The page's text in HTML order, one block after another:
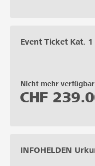
Event Ticket Kat. 1
Nicht mehr verfügbar
CHF
INFOHELDEN